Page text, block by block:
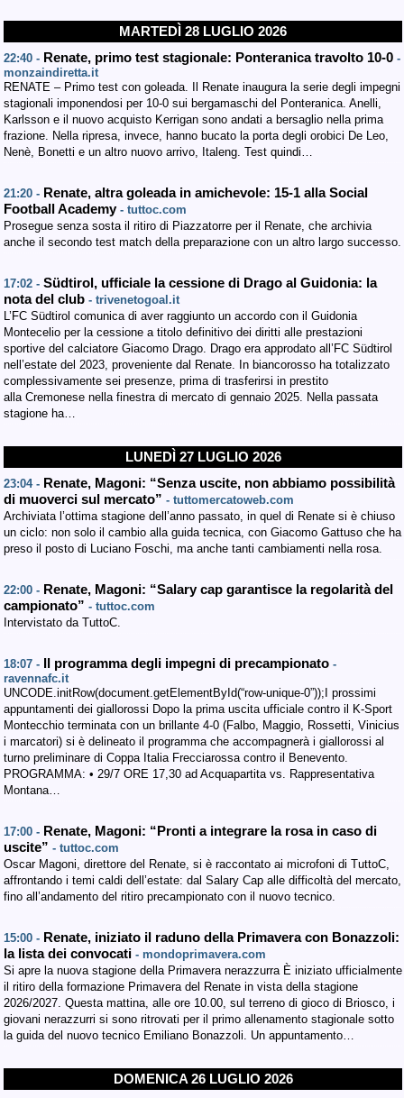
MARTEDÌ 28 LUGLIO 2026
22:40 - Renate, primo test stagionale: Ponteranica travolto 10-0 -
monzaindiretta.it
RENATE – Primo test con goleada. Il Renate inaugura la serie degli impegni
stagionali imponendosi per 10-0 sui bergamaschi del Ponteranica. Anelli,
Karlsson e il nuovo acquisto Kerrigan sono andati a bersaglio nella prima
frazione. Nella ripresa, invece, hanno bucato la porta degli orobici De Leo,
Nenè, Bonetti e un altro nuovo arrivo, Italeng. Test quindi…
21:20 - Renate, altra goleada in amichevole: 15-1 alla Social
Football Academy - tuttoc.com
Prosegue senza sosta il ritiro di Piazzatorre per il Renate, che archivia
anche il secondo test match della preparazione con un altro largo successo.
17:02 - Südtirol, ufficiale la cessione di Drago al Guidonia: la
nota del club - trivenetogoal.it
L’FC Südtirol comunica di aver raggiunto un accordo con il Guidonia
Montecelio per la cessione a titolo definitivo dei diritti alle prestazioni
sportive del calciatore Giacomo Drago. Drago era approdato all’FC Südtirol
nell’estate del 2023, proveniente dal Renate. In biancorosso ha totalizzato
complessivamente sei presenze, prima di trasferirsi in prestito
alla Cremonese nella finestra di mercato di gennaio 2025. Nella passata
stagione ha…
LUNEDÌ 27 LUGLIO 2026
23:04 - Renate, Magoni: “Senza uscite, non abbiamo possibilità
di muoverci sul mercato” - tuttomercatoweb.com
Archiviata l’ottima stagione dell’anno passato, in quel di Renate si è chiuso
un ciclo: non solo il cambio alla guida tecnica, con Giacomo Gattuso che ha
preso il posto di Luciano Foschi, ma anche tanti cambiamenti nella rosa.
22:00 - Renate, Magoni: “Salary cap garantisce la regolarità del
campionato” - tuttoc.com
Intervistato da TuttoC.
18:07 - Il programma degli impegni di precampionato -
ravennafc.it
UNCODE.initRow(document.getElementById(“row-unique-0”));I prossimi
appuntamenti dei giallorossi Dopo la prima uscita ufficiale contro il K-Sport
Montecchio terminata con un brillante 4-0 (Falbo, Maggio, Rossetti, Vinicius
i marcatori) si è delineato il programma che accompagnerà i giallorossi al
turno preliminare di Coppa Italia Frecciarossa contro il Benevento.
PROGRAMMA: •⁠ ⁠29/7 ORE 17,30 ad Acquapartita vs. Rappresentativa
Montana…
17:00 - Renate, Magoni: “Pronti a integrare la rosa in caso di
uscite” - tuttoc.com
Oscar Magoni, direttore del Renate, si è raccontato ai microfoni di TuttoC,
affrontando i temi caldi dell’estate: dal Salary Cap alle difficoltà del mercato,
fino all’andamento del ritiro precampionato con il nuovo tecnico.
15:00 - Renate, iniziato il raduno della Primavera con Bonazzoli:
la lista dei convocati - mondoprimavera.com
Si apre la nuova stagione della Primavera nerazzurra È iniziato ufficialmente
il ritiro della formazione Primavera del Renate in vista della stagione
2026/2027. Questa mattina, alle ore 10.00, sul terreno di gioco di Briosco, i
giovani nerazzurri si sono ritrovati per il primo allenamento stagionale sotto
la guida del nuovo tecnico Emiliano Bonazzoli. Un appuntamento…
DOMENICA 26 LUGLIO 2026